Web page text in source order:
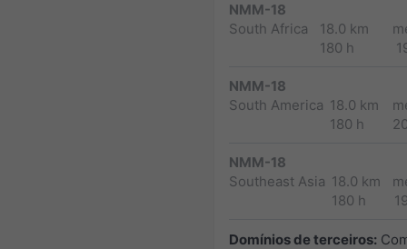
NMM-18
South Africa
18.0 km
180 h
NMM-18
South America 18.0 km
180 h
NMM-18
Southeast Asia 18.0 km
180 h
Domínios de terceiros: